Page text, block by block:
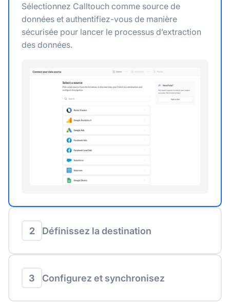
Sélectionnez Calltouch comme source de
données et authentifiez-vous de manière
sécurisée pour lancer le processus d’extraction
des données.
2 Définissez la destination
3 Configurez et synchronisez